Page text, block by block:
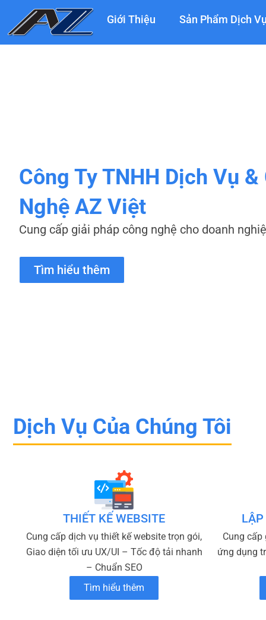
nội
Giới Thiệu Sản Phẩm Dịch Vụ
Công Ty TNHH Dịch Vụ &
Nghệ AZ Việt
Cung cấp giải pháp công nghệ cho doanh
Tìm hiểu thêm
Dịch Vụ Của Chúng Tôi
THIẾT KẾ WEBSITE
Cung cấp dịch vụ thiết kế website trọn gói,
Giao diện tối ưu UX/UI – Tốc độ tải nhanh
– Chuẩn SEO
Tìm hiểu thêm
Cung cấp
ứng dụng